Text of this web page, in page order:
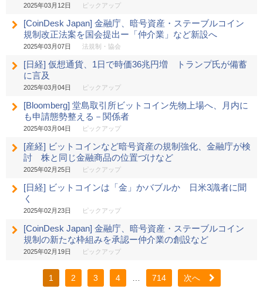
2025年03月12日 ピックアップ
[CoinDesk Japan] 金融庁、暗号資産・ステーブルコイン
規制改正法案を国会提出ー「仲介業」など新設へ
2025年03月07日 法規制・協会
[日経] 仮想通貨、1日で時価36兆円増 トランプ氏が備蓄
に言及
2025年03月04日 ピックアップ
[Bloomberg] 堂島取引所ビットコイン先物上場へ、月内に
も申請態勢整える－関係者
2025年03月04日 ピックアップ
[産経] ビットコインなど暗号資産の規制強化、金融庁が検
討 株と同じ金融商品の位置づけなど
2025年02月25日 ピックアップ
[日経] ビットコインは「金」かバブルか 日米3識者に聞
く
2025年02月23日 ピックアップ
[CoinDesk Japan] 金融庁、暗号資産・ステーブルコイン
規制の新たな枠組みを承認ー仲介業の創設など
2025年02月19日 ピックアップ
1 2 3 4 714 次へ